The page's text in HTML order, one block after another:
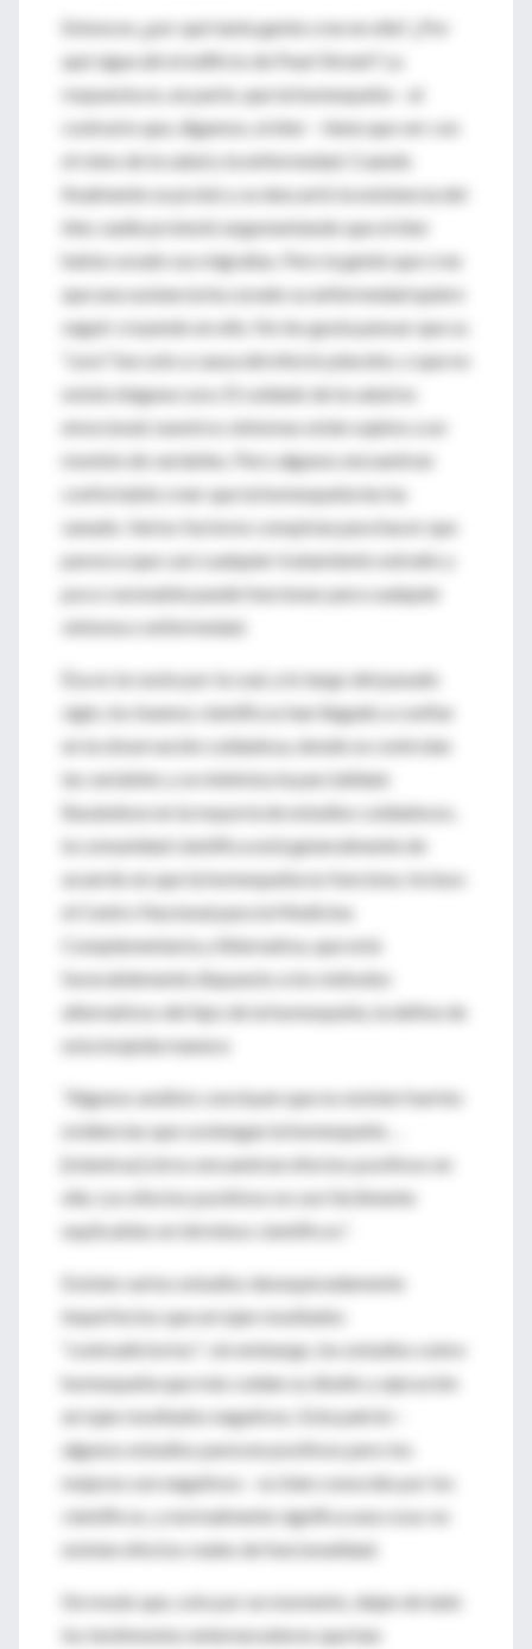
Entonces ¿por qué tanta gente cree en ella? ¿Por
qué sigue ahí el edificio de Pearl Street? La
respuesta es, en parte, que la homeopatía – al
contrario que, digamos, el éter – tiene que ver con
el reino de la salud y la enfermedad. Cuando
finalmente se probó y se descartó la existencia del
éter, nadie protestó argumentando que el éter
había curado sus migrañas. Pero la gente que cree
que una sustancia ha curado su enfermedad quiere
seguir creyendo en ello. No les gusta pensar que su
“cura” fue solo a causa del efecto placebo, o que no
existe ninguna cura. El cuidado de la salud es
emocional; nuestros síntomas están sujetos a un
montón de variables. Pero algunos encuentran
confortable creer que la homeopatía les ha
sanado. Varios factores conspiran para hacer que
parezca que casi cualquier tratamiento extraño y
poco razonable puede funcionar para cualquier
síntoma o enfermedad.
Ésa es la razón por la cual, a lo largo del pasado
siglo, los buenos científicos han llegado a confiar
en la observación cuidadosa, donde se controlan
las variables y se minimiza la parcialidad.
Basándose en la mayoría de estudios cuidadosos,
la comunidad científica está generalmente de
acuerdo en que la homeopatía no funciona. Incluso
el Centro Nacional para la Medicina
Complementaria y Alternativa, que está
favorablemente dispuesto a los métodos
alternativos del tipo de la homeopatía, la define de
esta insípida manera:
“Algunos análisis concluyen que no existen fuertes
evidencias que sostengan la homeopatía …
[mientras] otros encuentran efectos positivos en
ella. Los efectos positivos no son fácilmente
explicables en términos científicos”.
Existen varios estudios desesperadamente
imperfectos que arrojan resultados
“contradictorios”; sin embargo, los estudios sobre
homeopatía que más cuidan su diseño y ejecución
arrojan resultados negativos. Este patrón –
algunos estudios parecen positivos pero los
mejores son negativos – es bien conocido por los
científicos, y normalmente significa una cosa: no
existen efectos reales de funcionalidad.
De modo que, solo por un momento, dejen de lado
los testimonios enternecedores que han